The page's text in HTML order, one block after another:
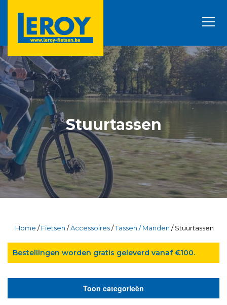
Stuurtassen
Home /Fietsen /Accessoires/Tassen / Manden / Stuurtassen
Bestellingen worden gratis geleverd vanaf €100.
Toon categorieën